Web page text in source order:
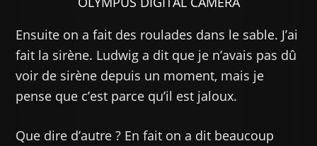
Ensuite on a fait des roulades dans le sable. J’ai
fait la sirène. Ludwig a dit que je n’avais pas dû
voir de sirène depuis un moment, mais je
pense que c’est parce qu’il est jaloux.
Que dire d’autre ? En fait on a dit beaucoup